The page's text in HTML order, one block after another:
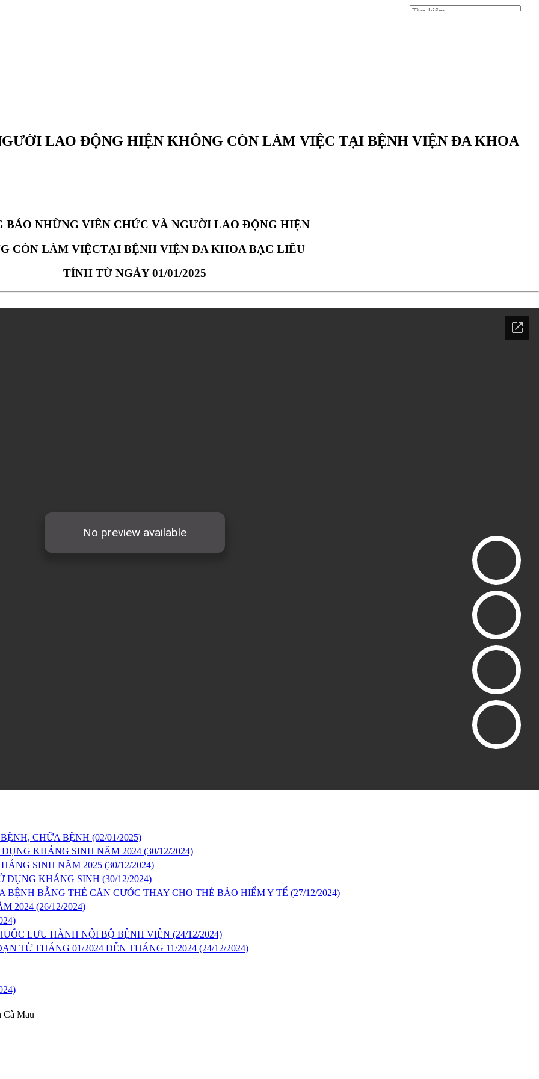
LAO ĐỘNG HIỆN KHÔNG CÒN LÀM VIỆC TẠI BỆNH VIỆN ĐA KHOA
BÁO NHỮNG VIÊN CHỨC VÀ NGƯỜI LAO ĐỘNG HIỆN
CÒN LÀM VIỆCTẠI BỆNH VIỆN ĐA KHOA BẠC LIÊU
TÍNH TỪ NGÀY 01/01/2025
CHỮA BỆNH (02/01/2025)
KHÁNG SINH NĂM 2024 (30/12/2024)
SINH NĂM 2025 (30/12/2024)
DỤNG KHÁNG SINH (30/12/2024)
BẰNG THẺ CĂN CƯỚC THAY CHO THẺ BẢO HIỂM Y TẾ (27/12/2024)
2024 (26/12/2024)
LƯU HÀNH NỘI BỘ BỆNH VIỆN (24/12/2024)
TỪ THÁNG 01/2024 ĐẾN THÁNG 11/2024 (24/12/2024)
Cà Mau